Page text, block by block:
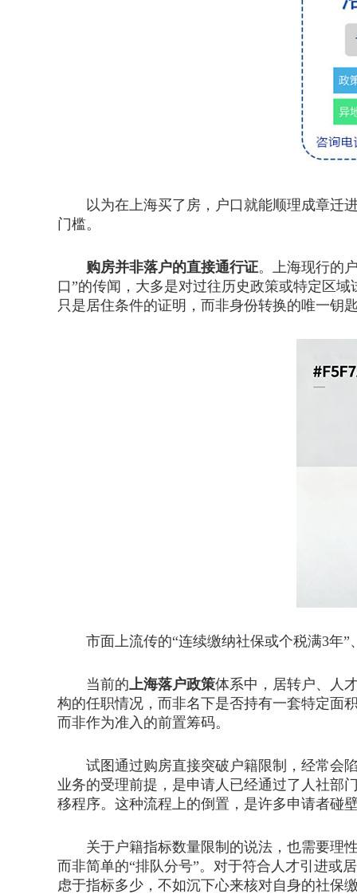
以为在上海买了房，户口就能顺理成章迁进
门槛。
购房并非落户的直接通行证。上海现行的
口”的传闻，大多是对过往历史政策或特定区
只是居住条件的证明，而非身份转换的唯一钥匙
市面上流传的“连续缴纳社保或个税满3年”
当前的上海落户政策体系中，居转户、人
构的任职情况，而非名下是否持有一套特定面
而非作为准入的前置筹码。
试图通过购房直接突破户籍限制，经常会陷
业务的受理前提，是申请人已经通过了人社部
移程序。这种流程上的倒置，是许多申请者碰壁
关于户籍指标数量限制的说法，也需要理性
而非简单的“排队分号”。对于符合人才引进或
虑于指标多少，不如沉下心来核对自身的社保